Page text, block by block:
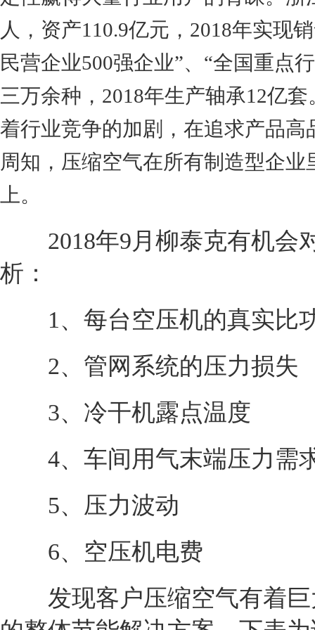
人，资产110.9亿元，2018年实现
民营企业500强企业”、“全国重点
三万余种，2018年生产轴承12亿
着行业竞争的加剧，在追求产品
周知，压缩空气在所有制造型企
上。
2018年9月柳泰克有机会
析：
1、每台空压机的真实比
2、管网系统的压力损失
3、冷干机露点温度
4、车间用气末端压力需
5、压力波动
6、空压机电费
发现客户压缩空气有着巨